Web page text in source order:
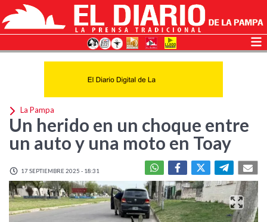
La Pampa
Un herido en un choque entre
un auto y una moto en Toay
17 SEPTIEMBRE 2025 - 18:31